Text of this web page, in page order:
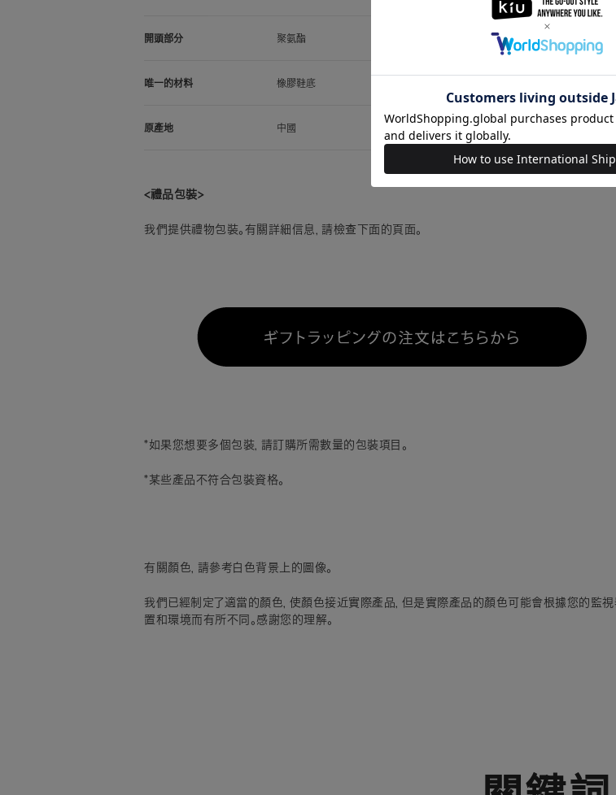
開頭部分 聚氨酯
唯一的材料 橡膠鞋底
原產地 中國
<禮品包裝>
我們提供禮物包裝。有關詳細信息，請檢查下面的頁面。
*如果您想要多個包裝，請訂購所需數量的包裝項目。
*某些產品不符合包裝資格。
有關顏色，請參考白色背景上的圖像。
我們已經制定了適當的顏色，使顏色接近實際產品，但是實際產品的顏色可能會根據您的監
置和環境而有所不同。感謝您的理解。